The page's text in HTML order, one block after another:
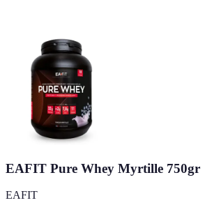
EAFIT Pure Whey Myrtille 750gr
EAFIT